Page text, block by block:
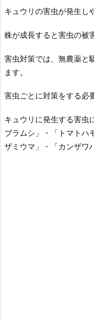
キュウリの害虫が発生し
株が成長すると害虫の被
害虫対策では、無農薬と
ます。
害虫ごとに対策をする必
キュウリに発生する害虫
ブラムシ」・「トマトハ
ザミウマ」・「カンザワ